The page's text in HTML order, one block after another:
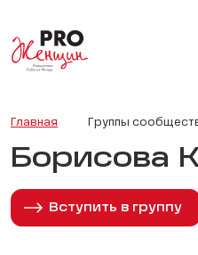
Главная Группы
Борисова
Вступить в группу